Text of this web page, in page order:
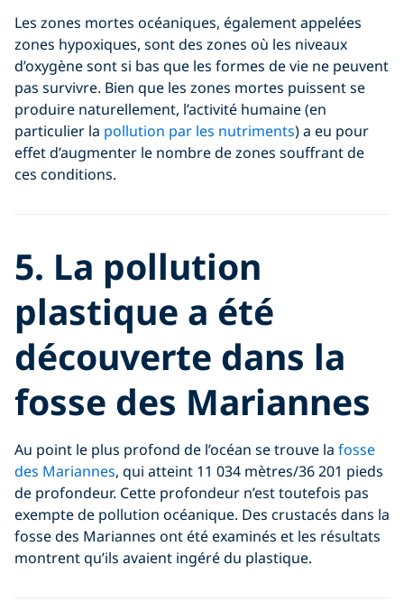
Les zones mortes océaniques, également appelées
zones hypoxiques, sont des zones où les niveaux
d’oxygène sont si bas que les formes de vie ne peuvent
pas survivre. Bien que les zones mortes puissent se
produire naturellement, l’activité humaine (en
particulier la pollution par les nutriments) a eu pour
effet d’augmenter le nombre de zones souffrant de
ces conditions.
5. La pollution
plastique a été
découverte dans la
fosse des Mariannes
Au point le plus profond de l’océan se trouve la fosse
des Mariannes, qui atteint 11 034 mètres/36 201 pieds
de profondeur. Cette profondeur n’est toutefois pas
exempte de pollution océanique. Des crustacés dans la
fosse des Mariannes ont été examinés et les résultats
montrent qu’ils avaient ingéré du plastique.